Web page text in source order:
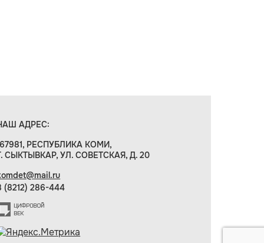
АДРЕС:
РЕСПУБЛИКА КОМИ,
СЫКТЫВКАР, УЛ. СОВЕТСКАЯ, Д. 20
(8212) 286-444